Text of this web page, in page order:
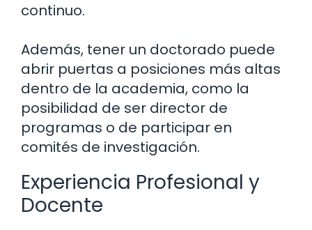
continuo.
Además, tener un doctorado puede
abrir puertas a posiciones más altas
dentro de la academia, como la
posibilidad de ser director de
programas o de participar en
comités de investigación.
Experiencia Profesional y
Docente